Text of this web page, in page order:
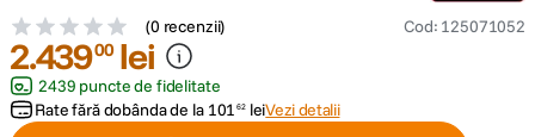
6. lavaliera
7. card memorie
(0 recenzii) Cod: 125071052
2.43900 lei
2439 puncte de fidelitate
Rate fără dobânda de la 101 62 leiVezi detalii